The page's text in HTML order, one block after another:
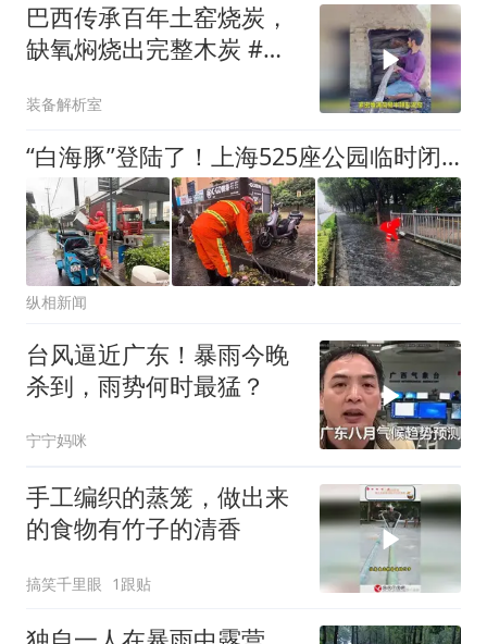
巴西传承百年土窑烧炭，
缺氧焖烧出完整木炭 #烧
装备解析室
“白海豚”登陆了！上海525座公园临时闭园，环卫出动9.5万人次清理垃圾2400余吨
纵相新闻
台风逼近广东！暴雨今晚
杀到，雨势何时最猛？
宁宁妈咪
手工编织的蒸笼，做出来
的食物有竹子的清香
搞笑千里眼 1跟贴